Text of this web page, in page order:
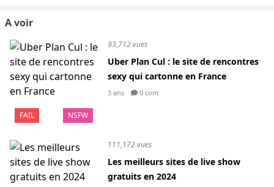
A voir
FAIL NSFW
93,712 vues
Uber Plan Cul : le site de rencontres
sexy qui cartonne en France
3 ans 0 com
111,172 vues
Les meilleurs sites de live show
gratuits en 2024